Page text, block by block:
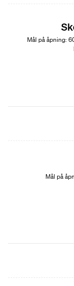
Mål på åpning:
Mål på